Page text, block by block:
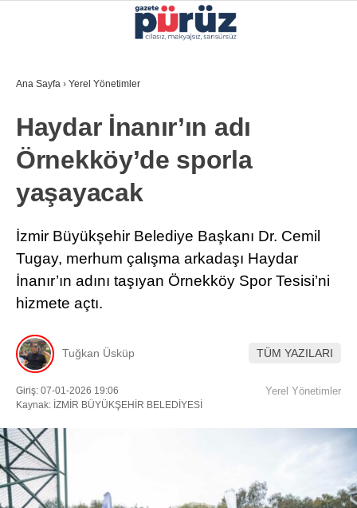
24.3
YEREL YÖNETIMLER
GÜNCEL
EKONOMI
POLITIKA
SAĞLIK
DIĞER
Ana Sayfa › Yerel Yönetimler
Haydar İnanır’ın adı
Örnekköy’de sporla
yaşayacak
İzmir Büyükşehir Belediye Başkanı Dr. Cemil
Tugay, merhum çalışma arkadaşı Haydar
İnanır’ın adını taşıyan Örnekköy Spor Tesisi’ni
hizmete açtı.
Tuğkan Üsküp TÜM YAZILARI
Giriş: 07-01-2026 19:06
Kaynak: İZMİR BÜYÜKŞEHİR BELEDİYESİ
Yerel Yönetimler